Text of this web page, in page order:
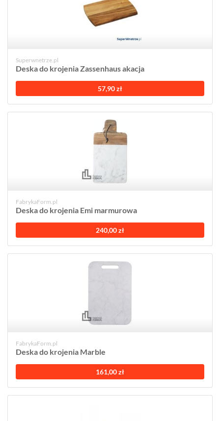
Superwnetrze.pl
Deska do krojenia Zassenhaus akacja
57,90 zł
FabrykaForm.pl
Deska do krojenia Emi marmurowa
240,00 zł
FabrykaForm.pl
Deska do krojenia Marble
161,00 zł